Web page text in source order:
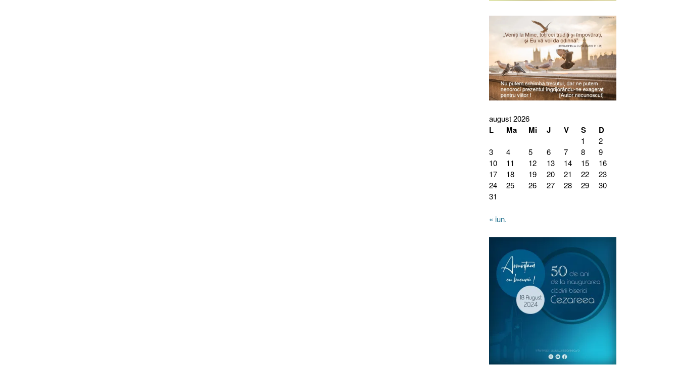
august 2026
L Ma Mi J V S D
1
2
3
4 5 6 7 8
9
10
11 12 13 14 15
16
17
18 19 20 21 22
23
24
25 26 27 28 29
30
31
« iun.